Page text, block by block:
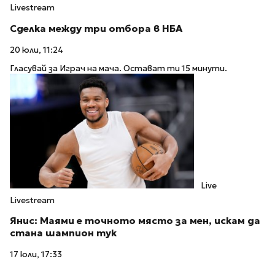
Livestream
Сделка между три отбора в НБА
20 юли, 11:24
Гласувай за Играч на мача. Остават ти 15 минути.
Live
Livestream
Янис: Маями е точното място за мен, искам да
стана шампион тук
17 юли, 17:33